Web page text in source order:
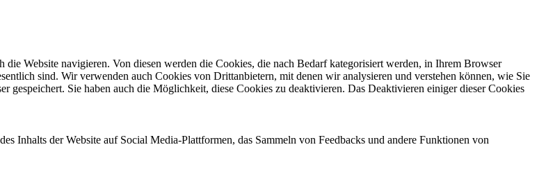
Website navigieren. Von diesen werden die Cookies, die nach Bedarf kategorisiert werden, in Ihrem Browser
sind. Wir verwenden auch Cookies von Drittanbietern, mit denen wir analysieren und verstehen können, wie Sie
Sie haben auch die Möglichkeit, diese Cookies zu deaktivieren. Das Deaktivieren einiger dieser Cookies
Inhalts der Website auf Social Media-Plattformen, das Sammeln von Feedbacks und andere Funktionen von